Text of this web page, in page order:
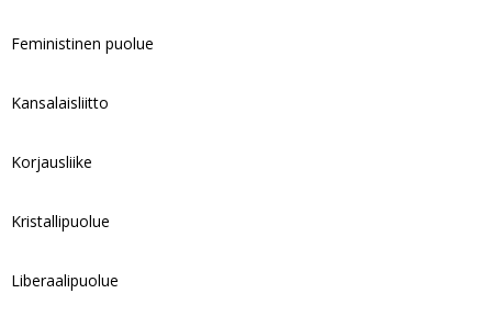
Feministinen puolue
Kansalaisliitto
Korjausliike
Kristallipuolue
Liberaalipuolue